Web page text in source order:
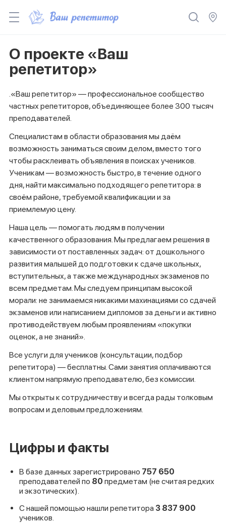
О проекте «Ваш
репетитор»
.«Ваш репетитор» — профессиональное сообщество
частных репетиторов, объединяющее более 300 тысяч
преподавателей.
Специалистам в области образования мы даём
возможность заниматься своим делом, вместо того
чтобы расклеивать объявления в поисках учеников.
Ученикам — возможность быстро, в течение одного
дня, найти максимально подходящего репетитора: в
своём районе, требуемой квалификации и за
приемлемую цену.
Наша цель — помогать людям в получении
качественного образования. Мы предлагаем решения в
зависимости от поставленных задач: от дошкольного
развития малышей до подготовки к сдаче школьных,
вступительных, а также международных экзаменов по
всем предметам. Мы следуем принципам высокой
морали: не занимаемся никакими махинациями со сдачей
экзаменов или написанием дипломов за деньги и активно
противодействуем любым проявлениям «покупки
оценок, а не знаний».
Все услуги для учеников (консультации, подбор
репетитора) — бесплатны. Сами занятия оплачиваются
клиентом напрямую преподавателю, без комиссии.
Мы открыты к сотрудничеству и всегда рады толковым
вопросам и деловым предложениям.
Цифры и факты
В базе данных зарегистрировано 757 650
преподавателей по 80 предметам (не считая редких
и экзотических).
С нашей помощью нашли репетитора 3 837 900
учеников.